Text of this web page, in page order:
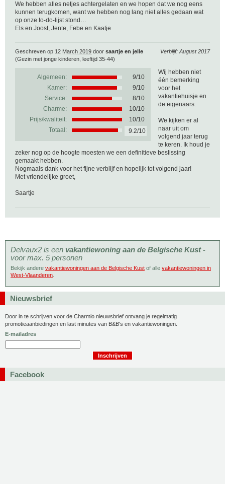
We hebben alles netjes achtergelaten en we hopen dat we nog eens
kunnen terugkomen, want we hebben nog lang niet alles gedaan wat
op onze to-do-lijst stond…
Els en Joost, Jente, Febe en Kaatje
Verblijf: August 2017
Geschreven op 12 March 2019 door saartje en jelle
(Gezin met jonge kinderen, leeftijd 35-44)
Algemeen: 9/10
Kamer:
9/10
Service:
8/10
Charme:
10/10
Prijs/kwaliteit:
10/10
Totaal:
9.2/10
Wij hebben niet
één bemerking
voor het
vakantiehuisje en
de eigenaars.
We kijken er al
naar uit om
volgend jaar terug
te keren. Ik houd je
zeker nog op de hoogte moesten we een definitieve beslissing
gemaakt hebben.
Nogmaals dank voor het fijne verblijf en hopelijk tot volgend jaar!
Met vriendelijke groet,
Saartje
Delvaux2 is een vakantiewoning aan de Belgische Kust -
voor max. 5 personen
Bekijk andere vakantiewoningen aan de Belgische Kust of alle vakantiewoningen in
West-Vlaanderen
Nieuwsbrief
Door in te schrijven voor de Charmio nieuwsbrief ontvang je regelmatig
promotieaanbiedingen en last minutes van B&B's en vakantiewoningen.
E-mailadres
Facebook